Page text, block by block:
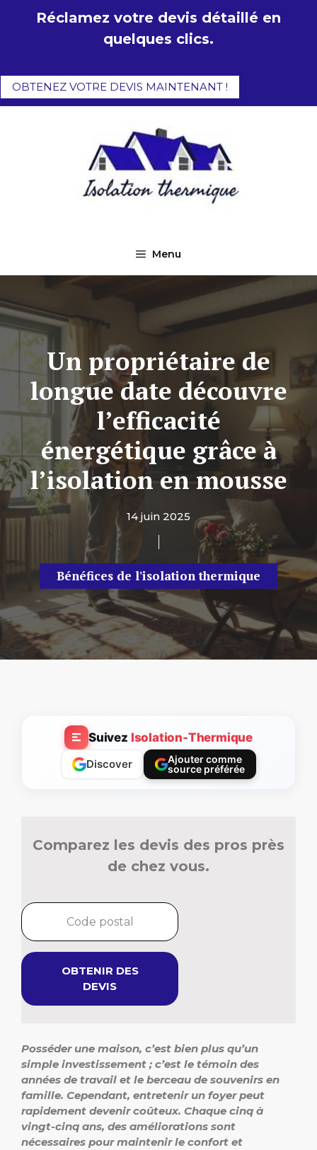
Réclamez votre devis détaillé en
quelques clics.
OBTENEZ VOTRE DEVIS MAINTENANT !
Menu
Un propriétaire de
longue date découvre
l’efficacité
énergétique grâce à
l’isolation en mousse
14 juin 2025
Bénéfices de l'isolation thermique
Suivez Isolation-Thermique
Discover
Ajouter comme
source préférée
Comparez les devis des pros près
de chez vous.
OBTENIR DES
DEVIS
Posséder une maison, c’est bien plus qu’un
simple investissement ; c’est le témoin des
années de travail et le berceau de souvenirs en
famille. Cependant, entretenir un foyer peut
rapidement devenir coûteux. Chaque cinq à
vingt-cinq ans, des améliorations sont
nécessaires pour maintenir le confort et